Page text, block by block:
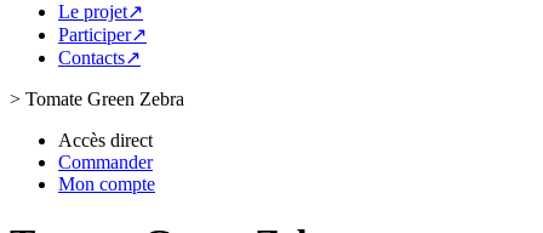
Le projet↗
Participer↗
Contacts↗
> Tomate Green Zebra
Accès direct
Commander
Mon compte